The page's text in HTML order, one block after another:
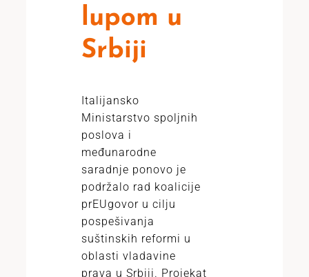
lupom u
Srbiji
Italijansko
Ministarstvo spoljnih
poslova i
međunarodne
saradnje ponovo je
podržalo rad koalicije
prEUgovor u cilju
pospešivanja
suštinskih reformi u
oblasti vladavine
prava u Srbiji. Projekat